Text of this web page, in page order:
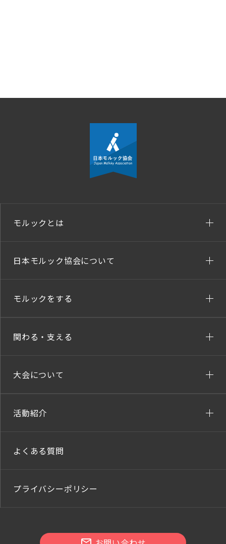
モルックとは
日本モルック協会について
モルックをする
関わる・支える
大会について
活動紹介
よくある質問
プライバシーポリシー